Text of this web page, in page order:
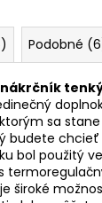
Podobné
sa
budete
bol použitý
široké